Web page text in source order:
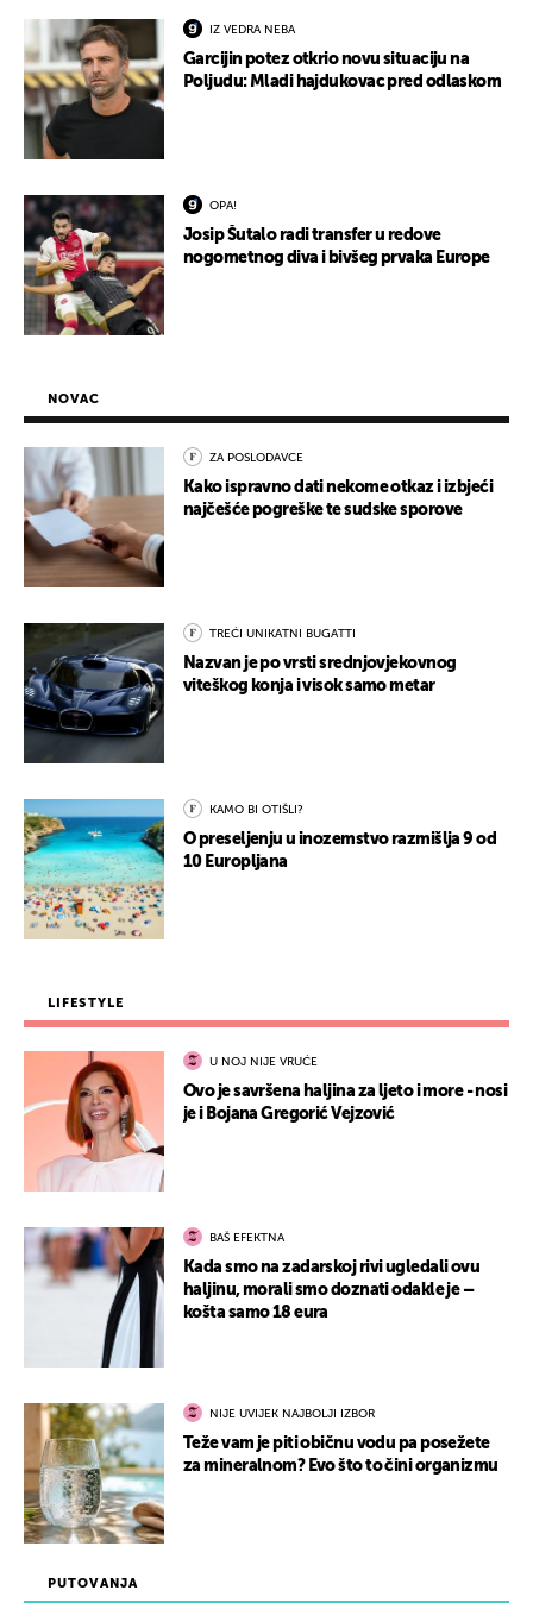
IZ VEDRA NEBA
Garcijin potez otkrio novu situaciju na
Poljudu: Mladi hajdukovac pred odlaskom
OPA!
Josip Šutalo radi transfer u redove
nogometnog diva i bivšeg prvaka Europe
PUTOVANJA
NOVAC
ZA POSLODAVCE
Kako ispravno dati nekome otkaz i izbjeći
najčešće pogreške te sudske sporove
TREĆI UNIKATNI BUGATTI
Nazvan je po vrsti srednjovjekovnog
viteškog konja i visok samo metar
KAMO BI OTIŠLI?
O preseljenju u inozemstvo razmišlja 9 od
10 Europljana
LIFESTYLE
U NOJ NIJE VRUĆE
Ovo je savršena haljina za ljeto i more - nosi
je i Bojana Gregorić Vejzović
BAŠ EFEKTNA
Kada smo na zadarskoj rivi ugledali ovu
haljinu, morali smo doznati odakle je –
košta samo 18 eura
NIJE UVIJEK NAJBOLJI IZBOR
Teže vam je piti običnu vodu pa posežete
za mineralnom? Evo što to čini organizmu